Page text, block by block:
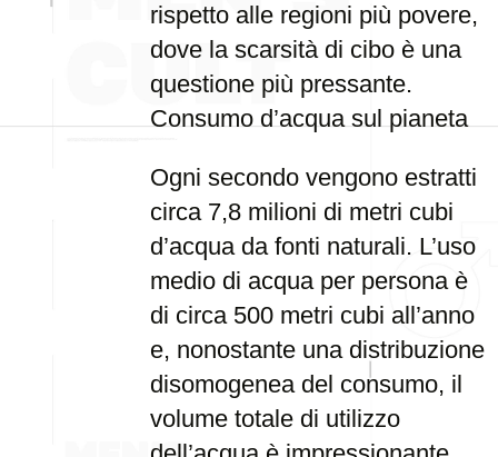
rispetto alle regioni più povere,
dove la scarsità di cibo è una
questione più pressante.
Consumo d’acqua sul pianeta
Ogni secondo vengono estratti
circa 7,8 milioni di metri cubi
d’acqua da fonti naturali. L’uso
medio di acqua per persona è
di circa 500 metri cubi all’anno
e, nonostante una distribuzione
disomogenea del consumo, il
volume totale di utilizzo